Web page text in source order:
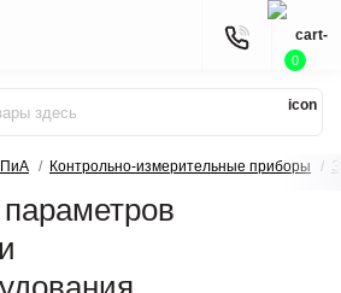
0
Контрольно-измерительные приборы